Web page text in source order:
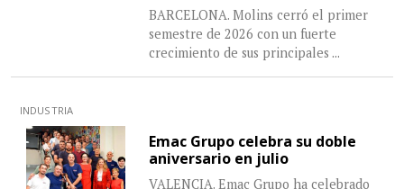
BARCELONA. Molins cerró el primer
semestre de 2026 con un fuerte
crecimiento de sus principales ...
INDUSTRIA
Emac Grupo celebra su doble
aniversario en julio
VALENCIA. Emac Grupo ha celebrado